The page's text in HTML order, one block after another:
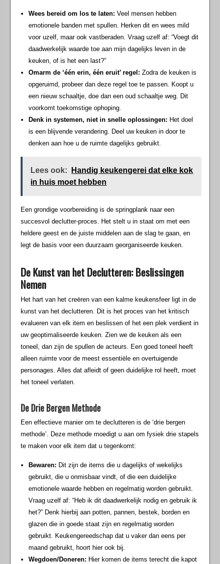
Wees bereid om los te laten: Veel mensen hebben
emotionele banden met spullen. Herken dit en wees mild
voor uzelf, maar ook vastberaden. Vraag uzelf af: “Voegt dit
daadwerkelijk waarde toe aan mijn dagelijks leven in de
keuken, of is het een last?”
Omarm de ‘één erin, één eruit’ regel: Zodra de keuken is
opgeruimd, probeer dan deze regel toe te passen. Koopt u
een nieuw schaaltje, doe dan een oud schaaltje weg. Dit
voorkomt toekomstige ophoping.
Denk in systemen, niet in snelle oplossingen: Het doel
is een blijvende verandering. Deel uw keuken in door te
denken aan hoe u de ruimte dagelijks gebruikt.
Lees ook:
Handig keukengerei dat elke kok
in huis moet hebben
Een grondige voorbereiding is de springplank naar een
succesvol declutter-proces. Het stelt u in staat om met een
heldere geest en de juiste middelen aan de slag te gaan, en
legt de basis voor een duurzaam georganiseerde keuken.
De Kunst van het Declutteren: Beslissingen
Nemen
Het hart van het creëren van een kalme keukensfeer ligt in de
kunst van het declutteren. Dit is het proces van het kritisch
evalueren van elk item en beslissen of het een plek verdient in
uw geoptimaliseerde keuken. Zien we de keuken als een
toneel, dan zijn de spullen de acteurs. Een goed toneel heeft
alleen ruimte voor de meest essentiële en overtuigende
personages. Alles dat afleidt of geen duidelijke rol heeft, moet
het toneel verlaten.
De Drie Bergen Methode
Een effectieve manier om te declutteren is de ‘drie bergen
methode’. Deze methode moedigt u aan om fysiek drie stapels
te maken voor elk item dat u tegenkomt:
Bewaren: Dit zijn de items die u dagelijks of wekelijks
gebruikt, die u onmisbaar vindt, of die een duidelijke
emotionele waarde hebben en regelmatig worden gebruikt.
Vraag uzelf af: “Heb ik dit daadwerkelijk nodig en gebruik ik
het?” Denk hierbij aan potten, pannen, bestek, borden en
glazen die in goede staat zijn en regelmatig worden
gebruikt. Keukengereedschap dat u vaker dan eens per
maand gebruikt, hoort hier ook bij.
Wegdoen/Doneren: Hier komen de items terecht die kapot